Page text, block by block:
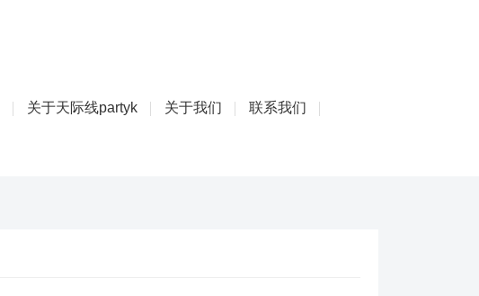
关于天际线partyk 关于我们 联系我们